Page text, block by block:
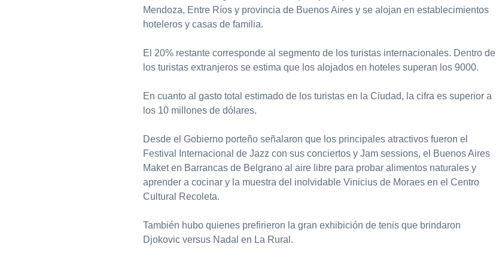
Mendoza, Entre Ríos y provincia de Buenos Aires y se alojan en establecimientos
hoteleros y casas de familia.
El 20% restante corresponde al segmento de los turistas internacionales. Dentro de
los turistas extranjeros se estima que los alojados en hoteles superan los 9000.
En cuanto al gasto total estimado de los turistas en la Ciudad, la cifra es superior a
los 10 millones de dólares.
Desde el Gobierno porteño señalaron que los principales atractivos fueron el
Festival Internacional de Jazz con sus conciertos y Jam sessions, el Buenos Aires
Maket en Barrancas de Belgrano al aire libre para probar alimentos naturales y
aprender a cocinar y la muestra del inolvidable Vinicius de Moraes en el Centro
Cultural Recoleta.
También hubo quienes prefirieron la gran exhibición de tenis que brindaron
Djokovic versus Nadal en La Rural.